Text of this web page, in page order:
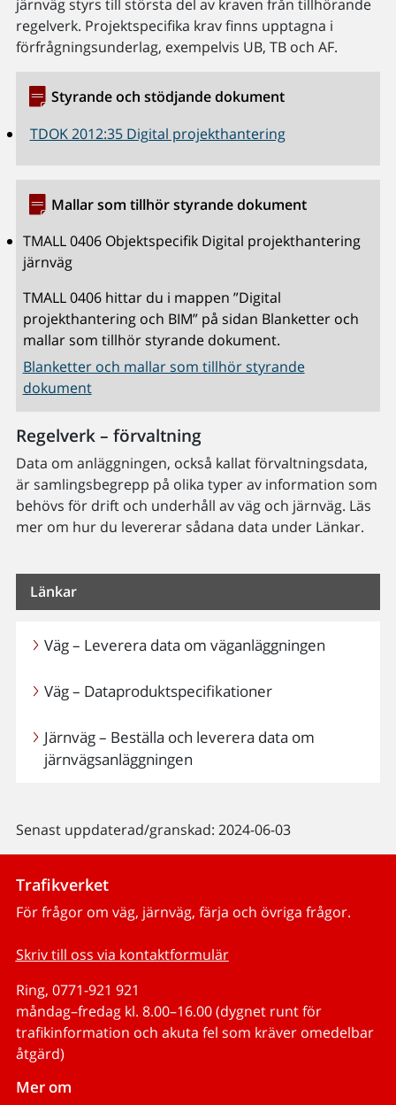
järnväg styrs till största del av kraven från tillhörande
regelverk. Projektspecifika krav finns upptagna i
förfrågningsunderlag, exempelvis UB, TB och AF.
Styrande och stödjande dokument
TDOK 2012:35 Digital projekthantering
Mallar som tillhör styrande dokument
TMALL 0406 Objektspecifik Digital projekthantering
järnväg
TMALL 0406 hittar du i mappen ”Digital
projekthantering och BIM” på sidan Blanketter och
mallar som tillhör styrande dokument.
Blanketter och mallar som tillhör styrande
dokument
Regelverk – förvaltning
Data om anläggningen, också kallat förvaltningsdata,
är samlingsbegrepp på olika typer av information som
behövs för drift och underhåll av väg och järnväg. Läs
mer om hur du levererar sådana data under Länkar.
Länkar
Väg – Leverera data om väganläggningen
Väg – Dataproduktspecifikationer
Järnväg – Beställa och leverera data om
järnvägsanläggningen
Senast uppdaterad/granskad: 2024-06-03
Trafikverket
För frågor om väg, järnväg, färja och övriga frågor.
Skriv till oss via kontaktformulär
Ring, 0771-921 921
måndag–fredag kl. 8.00–16.00 (dygnet runt för
trafikinformation och akuta fel som kräver omedelbar
åtgärd)
Mer om